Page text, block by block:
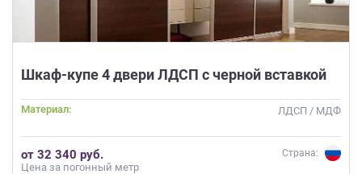
Шкаф-купе 4 двери ЛДСП с черной вставкой
Материал: ЛДСП / МДФ
от 32 340 руб.
Цена за погонный метр
Страна: